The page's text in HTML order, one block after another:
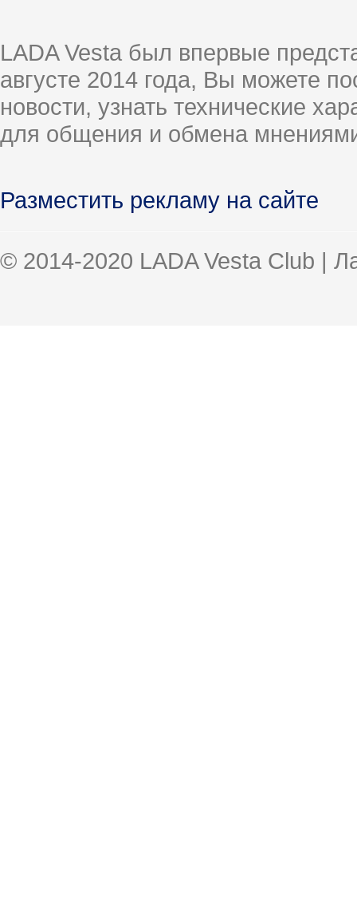
LADA Vesta был впервые
августе 2014 года, Вы можете
новости, узнать технические
для общения и обмена
Разместить рекламу на сайте
© 2014-2020 LADA Vesta Club |